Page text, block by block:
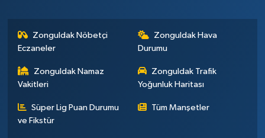
Zonguldak Nöbetçi
Eczaneler
Zonguldak Hava
Durumu
Zonguldak Namaz
Vakitleri
Zonguldak Trafik
Yoğunluk Haritası
Süper Lig Puan Durumu
ve Fikstür
Tüm Manşetler